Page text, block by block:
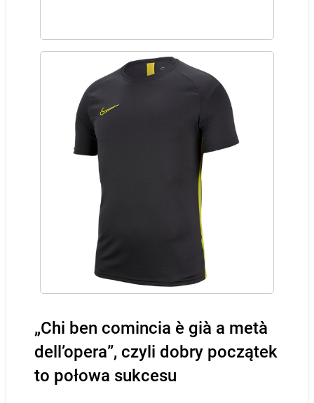
„Chi ben comincia è già a metà
dell’opera”, czyli dobry początek
to połowa sukcesu